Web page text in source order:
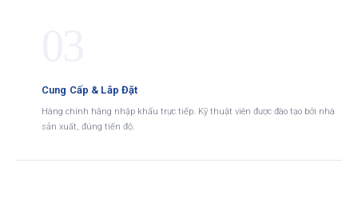
Cung Cấp & Lắp Đặt
Hàng chính hãng nhập khẩu trực tiếp. Kỹ thuật viên được đào tạo bởi nhà
sản xuất, đúng tiến độ.